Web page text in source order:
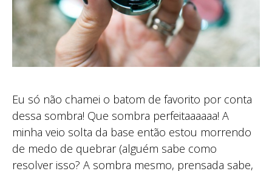
Eu só não chamei o batom de favorito por conta
dessa sombra! Que sombra perfeitaaaaaa! A
minha veio solta da base então estou morrendo
de medo de quebrar (alguém sabe como
resolver isso? A sombra mesmo, prensada sabe,